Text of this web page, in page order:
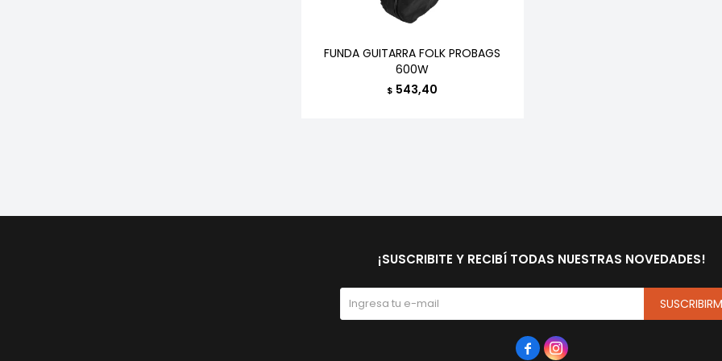
FUNDA GUITARRA FOLK PROBAGS
600W
$ 543,40
¡SUSCRIBITE Y RECIBÍ TODAS NUESTRAS NOVEDADES!
 